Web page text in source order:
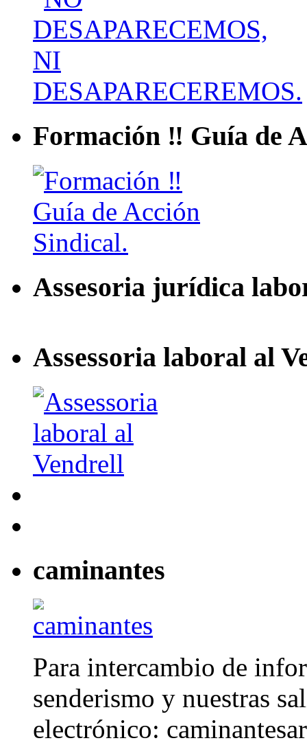
Formación ‼ Guía de
Assesoria jurídica
Assessoria laboral al
caminantes
Para intercambio de
senderismo y nuestras
electrónico: